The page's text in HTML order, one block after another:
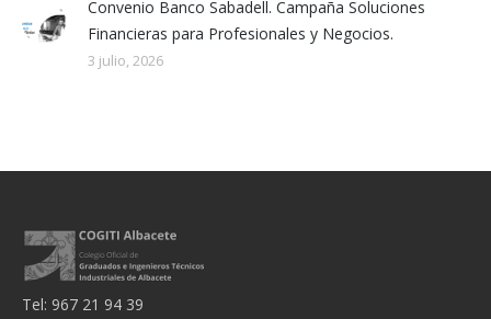
Convenio Banco Sabadell. Campaña Soluciones
Financieras para Profesionales y Negocios.
3 julio, 2026
Tel: 967 21 94 39